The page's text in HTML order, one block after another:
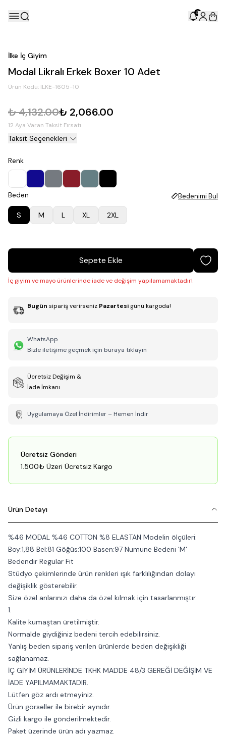
5
İlke İç Giyim
Modal Likralı Erkek Boxer 10 Adet
Ürün Kodu: ILKE-1605-10
₺ 4,132.00₺ 2,066.00
12 Aya Varan Taksit Fırsatı
Taksit Seçenekleri
Renk
Beden Bedenimi Bul
S M L XL 2XL
Sepete Ekle
İç giyim ve mayo ürünlerinde iade ve değişim yapılamamaktadır!
Bugün sipariş verirseniz Pazartesi günü kargoda!
WhatsApp
Bizle iletişime geçmek için buraya tıklayın
Ücretsiz Değişim &
İade İmkanı
Uygulamaya Özel İndirimler – Hemen İndir
Ücretsiz Gönderi
1.500₺ Üzeri Ücretsiz Kargo
Ürün Detayı
%46 MODAL %46 COTTON %8 ELASTAN Modelin ölçüleri:
Boy:1,88 Bel:81 Göğüs:100 Basen:97 Numune Bedeni 'M'
Bedendir Regular Fit
Stüdyo çekimlerinde ürün renkleri ışık farklılığından dolayı
değişiklik gösterebilir.
Size özel anlarınızı daha da özel kılmak için tasarlanmıştır.
1.
Kalite kumaştan üretilmiştir.
Normalde giydiğiniz bedeni tercih edebilirsiniz.
Yanlış beden sipariş verilen ürünlerde beden değişikliği
sağlanamaz.
İÇ GİYİM ÜRÜNLERİNDE TKHK MADDE 48/3 GEREĞİ DEĞİŞİM VE
İADE YAPILMAMAKTADIR.
Lütfen göz ardı etmeyiniz.
Ürün görseller ile birebir aynıdır.
Gizli kargo ile gönderilmektedir.
Paket üzerinde ürün adı yazmaz.